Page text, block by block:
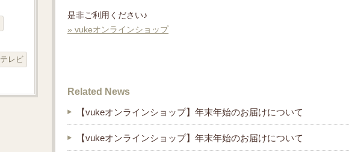
是非ご利用ください♪
» vukeオンラインショップ
Related News
【vukeオンラインショップ】年末年始のお届けについて
【vukeオンラインショップ】年末年始のお届けについて
テレビ